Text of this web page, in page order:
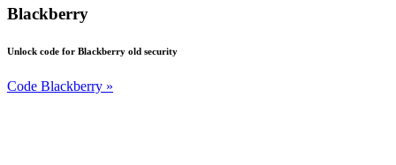
Blackberry
Unlock code for Blackberry old security
Code Blackberry »